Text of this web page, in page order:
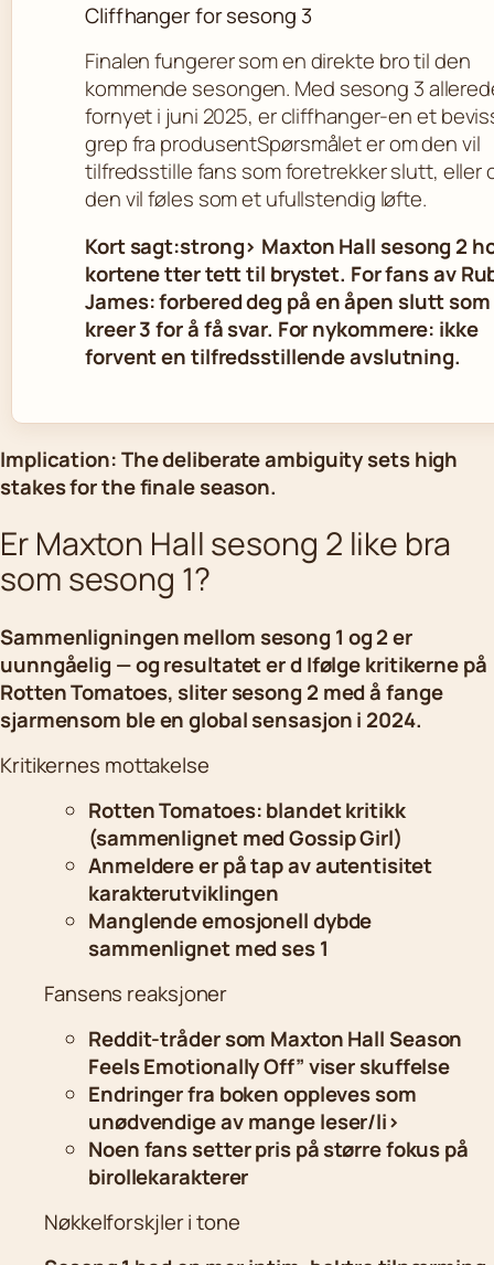
Cliffhanger for sesong 3
Finalen fungerer som en direkte bro til den
kommende sesongen. Med sesong 3
fornyet i juni 2025, er cliffhanger-en et
grep fra produsentSpørsmålet er om den vil
tilfredsstille fans som foretrekker slutt, eller
den vil føles som et ufullstendig løfte.
Kort sagt:strong> Maxton Hall sesong 2
kortene tter tett til brystet. For fans av
James: forbered deg på en åpen slutt som
kreer 3 for å få svar. For nykommere: ikke
forvent en tilfredsstillende avslutning.
Implication: The deliberate ambiguity sets high
stakes for the finale season.
Er Maxton Hall sesong 2 like bra
som sesong 1?
Sammenligningen mellom sesong 1 og 2 er
uunngåelig — og resultatet er d Ifølge kritikerne på
Rotten Tomatoes, sliter sesong 2 med å fange
sjarmensom ble en global sensasjon i 2024.
Kritikernes mottakelse
Rotten Tomatoes: blandet kritikk
(sammenlignet med Gossip Girl)
Anmeldere er på tap av autentisitet
karakterutviklingen
Manglende emosjonell dybde
sammenlignet med ses 1
Fansens reaksjoner
Reddit-tråder som Maxton Hall Season
Feels Emotionally Off” viser skuffelse
Endringer fra boken oppleves som
unødvendige av mange leser/li>
Noen fans setter pris på større fokus på
birollekarakterer
Nøkkelforskjler i tone